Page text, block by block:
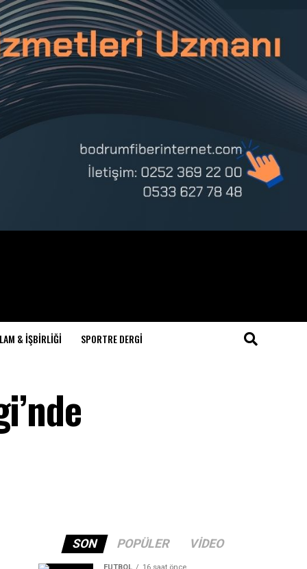
& İŞBIRLIĞI SPORTRE DERGI
SON POPÜLER VIDEO
FUTBOL 16 saat önce